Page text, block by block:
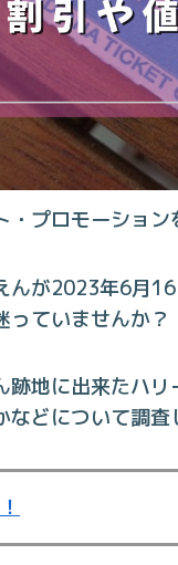
・プロモーション
んが2023年6月
っていませんか？
跡地に出来たハ
などについて調